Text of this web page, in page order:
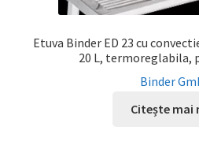
Etuva Binder ED 23 cu
20 L, termoreglabila,
Binder
Citește mai